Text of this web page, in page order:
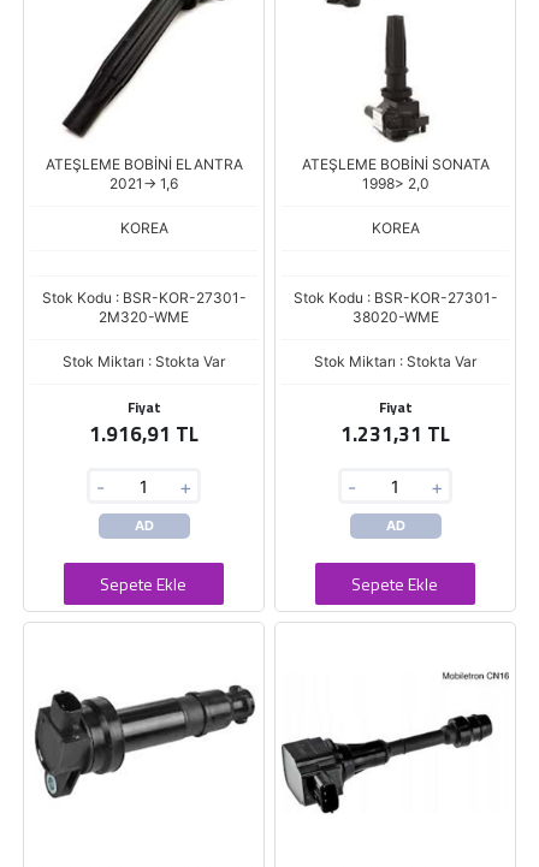
ATEŞLEME BOBİNİ ELANTRA
2021-> 1,6
KOREA
Stok Kodu : BSR-KOR-27301-
2M320-WME
Stok Miktarı : Stokta Var
Fiyat
1.916,91 TL
- +
AD
Sepete Ekle
ATEŞLEME BOBİNİ SONATA
1998> 2,0
KOREA
Stok Kodu : BSR-KOR-27301-
38020-WME
Stok Miktarı : Stokta Var
Fiyat
1.231,31 TL
- +
AD
Sepete Ekle